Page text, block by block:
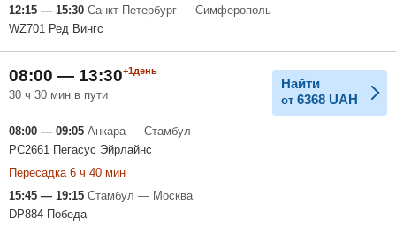
12:15 — 15:30 Санкт-Петербург — Симферополь
WZ701 Ред Вингс
08:00 — 13:30+1день
30 ч 30 мин в пути
Найти
от 6368 UAH
08:00 — 09:05 Анкара — Стамбул
PC2661 Пегасус Эйрлайнс
Пересадка 6 ч 40 мин
15:45 — 19:15 Стамбул — Москва
DP884 Победа